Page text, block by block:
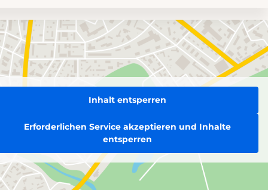
Inhalt entsperren
Erforderlichen Service akzeptieren und Inhalte
entsperren